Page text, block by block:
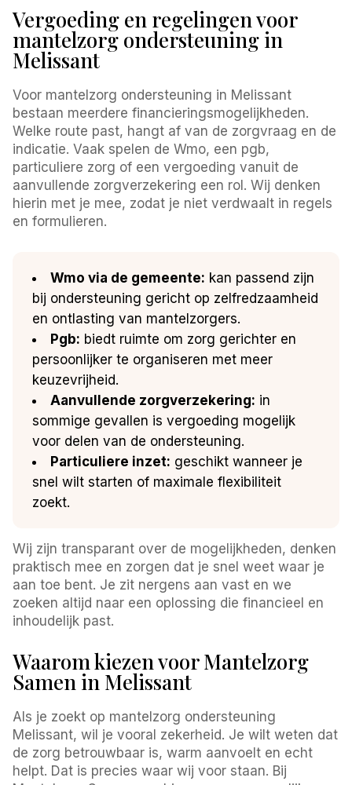
Vergoeding en regelingen voor
mantelzorg ondersteuning in
Melissant
Voor mantelzorg ondersteuning in Melissant
bestaan meerdere financieringsmogelijkheden.
Welke route past, hangt af van de zorgvraag en de
indicatie. Vaak spelen de Wmo, een pgb,
particuliere zorg of een vergoeding vanuit de
aanvullende zorgverzekering een rol. Wij denken
hierin met je mee, zodat je niet verdwaalt in regels
en formulieren.
Wmo via de gemeente: kan passend zijn
bij ondersteuning gericht op zelfredzaamheid
en ontlasting van mantelzorgers.
Pgb: biedt ruimte om zorg gerichter en
persoonlijker te organiseren met meer
keuzevrijheid.
Aanvullende zorgverzekering: in
sommige gevallen is vergoeding mogelijk
voor delen van de ondersteuning.
Particuliere inzet: geschikt wanneer je
snel wilt starten of maximale flexibiliteit
zoekt.
Wij zijn transparant over de mogelijkheden, denken
praktisch mee en zorgen dat je snel weet waar je
aan toe bent. Je zit nergens aan vast en we
zoeken altijd naar een oplossing die financieel en
inhoudelijk past.
Waarom kiezen voor Mantelzorg
Samen in Melissant
Als je zoekt op mantelzorg ondersteuning
Melissant, wil je vooral zekerheid. Je wilt weten dat
de zorg betrouwbaar is, warm aanvoelt en echt
helpt. Dat is precies waar wij voor staan. Bij